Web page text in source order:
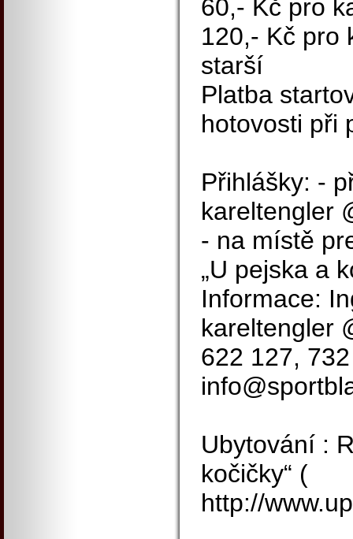
60,- Kč pro
120,- Kč pro
starší
Platba
hotovosti při
Přihlášky: -
kareltengler
- na místě
„U pejska a
Informace:
kareltengler
622 127,
Ubytování :
kočičky“ (
http://